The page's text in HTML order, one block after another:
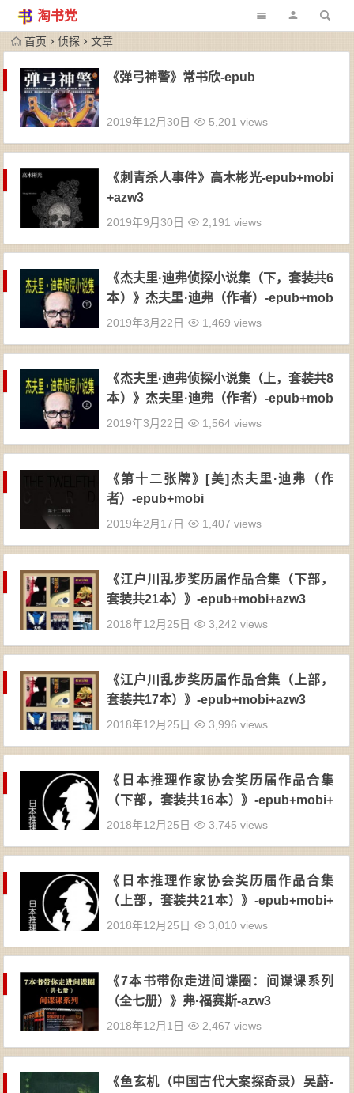
淘书党
首页 侦探 文章
《弹弓神警》常书欣-epub
2019年12月30日 5,201 views
《刺青杀人事件》高木彬光-epub+mobi
+azw3
2019年9月30日 2,191 views
《杰夫里·迪弗侦探小说集（下，套装共6
本）》杰夫里·迪弗（作者）-epub+mob
i+azw3
2019年3月22日 1,469 views
《杰夫里·迪弗侦探小说集（上，套装共8
本）》杰夫里·迪弗（作者）-epub+mob
i+azw3
2019年3月22日 1,564 views
《第十二张牌》[美]杰夫里·迪弗（作
者）-epub+mobi
2019年2月17日 1,407 views
《江户川乱步奖历届作品合集（下部，
套装共21本）》-epub+mobi+azw3
2018年12月25日 3,242 views
《江户川乱步奖历届作品合集（上部，
套装共17本）》-epub+mobi+azw3
2018年12月25日 3,996 views
《日本推理作家协会奖历届作品合集
（下部，套装共16本）》-epub+mobi+
azw3
2018年12月25日 3,745 views
《日本推理作家协会奖历届作品合集
（上部，套装共21本）》-epub+mobi+
azw3
2018年12月25日 3,010 views
《7本书带你走进间谍圈：间谍课系列
（全七册）》弗·福赛斯-azw3
2018年12月1日 2,467 views
《鱼玄机（中国古代大案探奇录）吴蔚-